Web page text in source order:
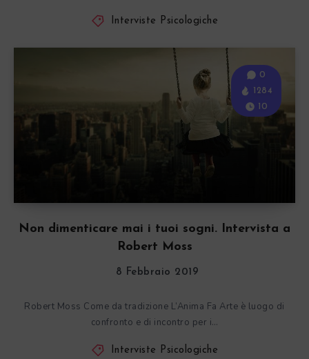
Interviste Psicologiche
Non dimenticare mai i tuoi sogni. Intervista a
Robert Moss
0
1284
10
8 Febbraio 2019
Robert Moss Come da tradizione L’Anima Fa Arte è luogo di
confronto e di incontro per i…
Interviste Psicologiche